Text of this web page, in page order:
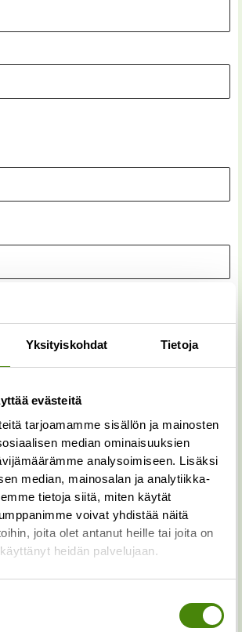
Yksityiskohdat Tietoja
evästeitä
tarjoamamme sisällön ja mainosten
median ominaisuuksien
analysoimiseen. Lisäksi
median, mainosalan ja analytiikka-
tietoja siitä, miten käytät
voivat yhdistää näitä
joita olet antanut heille tai joita on
heidän palvelujaan.
*